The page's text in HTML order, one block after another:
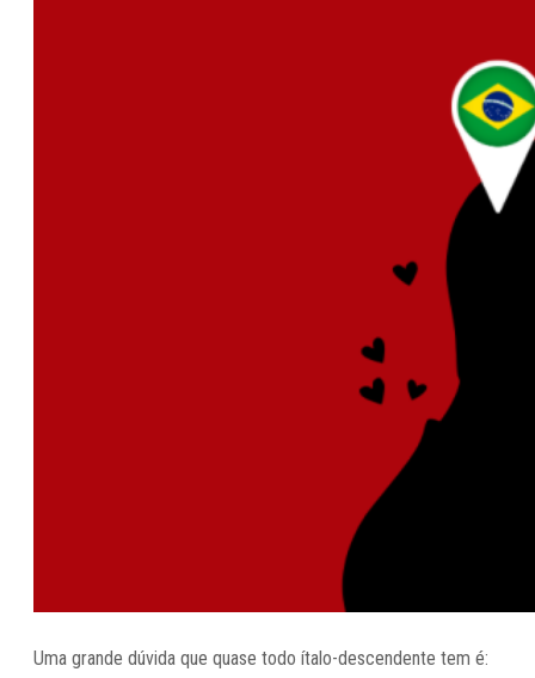
Uma grande dúvida que quase todo ítalo-descendente tem é: